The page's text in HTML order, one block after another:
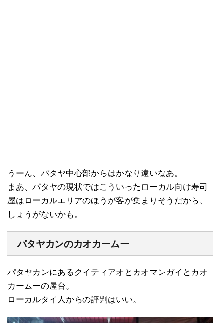
うーん、パタヤ中心部からはかなり遠いなあ。
まあ、パタヤの現状ではこういったローカル向け寿司
屋はローカルエリアのほうが客が集まりそうだから、
しょうがないかも。
パタヤカンのカオカームー
パタヤカンにあるクイティアオとカオマンガイとカオ
カームーの屋台。
ローカルタイ人からの評判はいい。